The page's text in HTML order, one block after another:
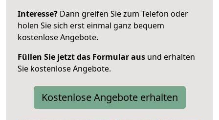
Interesse? Dann greifen Sie zum Telefon oder
holen Sie sich erst einmal ganz bequem
kostenlose Angebote.
Füllen Sie jetzt das Formular aus und erhalten
Sie kostenlose Angebote.
Kostenlose Angebote erhalten